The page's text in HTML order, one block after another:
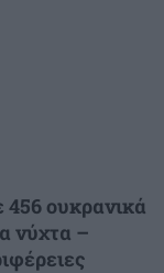
ουκρανικά
νύχτα –